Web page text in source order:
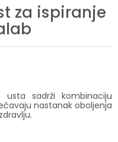
za ispiranje
sadrži kombinaciju
nastanak oboljenja